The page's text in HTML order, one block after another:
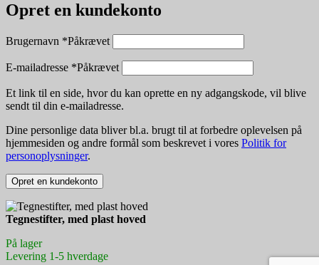
Opret en kundekonto
Brugernavn *Påkrævet
E-mailadresse *Påkrævet
Et link til en side, hvor du kan oprette en ny adgangskode, vil blive
sendt til din e-mailadresse.
Dine personlige data bliver bl.a. brugt til at forbedre oplevelsen på
hjemmesiden og andre formål som beskrevet i vores Politik for
personoplysninger.
Opret en kundekonto
Tegnestifter, med plast hoved
På lager
Levering 1-5 hverdage